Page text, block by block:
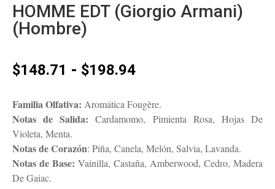
HOMME EDT (Giorgio Armani)
(Hombre)
$148.71 - $198.94Rango
precios:
desde
$148.71
$198.94
Familia Olfativa: Aromática Fougère.
Notas de Salida: Cardamomo, Pimienta Rosa, Hojas De
Violeta, Menta.
Notas de Corazón: Piña, Canela, Melón, Salvia, Lavanda.
Notas de Base: Vainilla, Castaña, Amberwood, Cedro, Madera
De Gaiac.